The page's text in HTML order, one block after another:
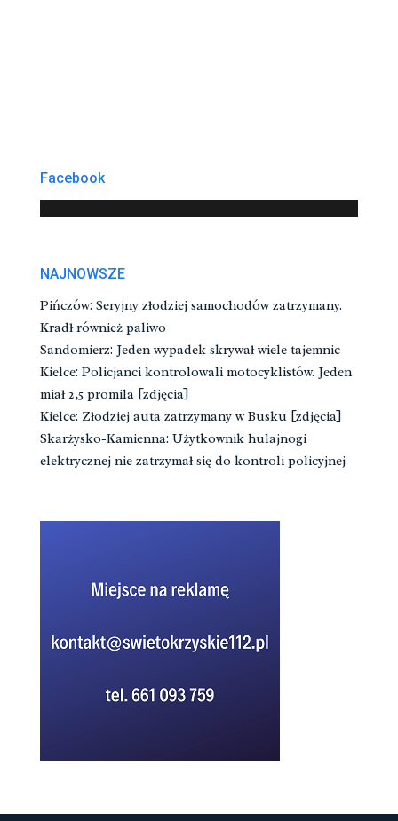
Facebook
NAJNOWSZE
Pińczów: Seryjny złodziej samochodów zatrzymany.
Kradł również paliwo
Sandomierz: Jeden wypadek skrywał wiele tajemnic
Kielce: Policjanci kontrolowali motocyklistów. Jeden
miał 2,5 promila [zdjęcia]
Kielce: Złodziej auta zatrzymany w Busku [zdjęcia]
Skarżysko-Kamienna: Użytkownik hulajnogi
elektrycznej nie zatrzymał się do kontroli policyjnej